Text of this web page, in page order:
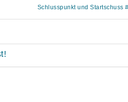
Schlusspunkt und Startschuss